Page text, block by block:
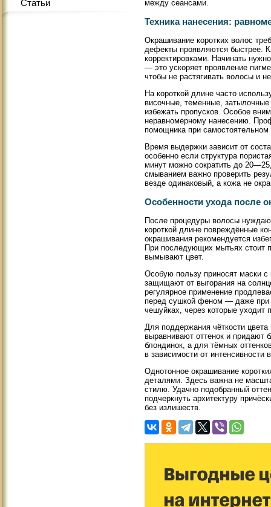
Статьи
между сеансами.
Техника нанесения:
Окрашивание коротких волос
дефекты проявляются быстрее.
корректировками. Начинать
— это ускоряет проявление
чтобы не растягивать волосы и
На короткой длине часто
височные, теменные, затылочные
избежать пропусков. Особое
неравномерному нанесению.
помощника при самостоятельном
Время выдержки зависит от
особенно если структура
минут можно сократить до
смыванием важно проверить
везде одинаковый, а кожа не
Особенности ухода после
После процедуры волосы
короткой длине повреждённые
окрашивания рекомендуется
При последующих мытьях стоит
вымывают цвет.
Особую пользу приносят маски
защищают от выгорания на
регулярное применение
перед сушкой феном — даже при
чешуйках, через которые уходит
Для поддержания чёткости
выравнивают оттенок и
блондинок, а для тёмных
в зависимости от интенсивности
Однотонное окрашивание
деталями. Здесь важна не
стилю. Удачно подобранный
подчеркнуть архитектуру
без излишеств.